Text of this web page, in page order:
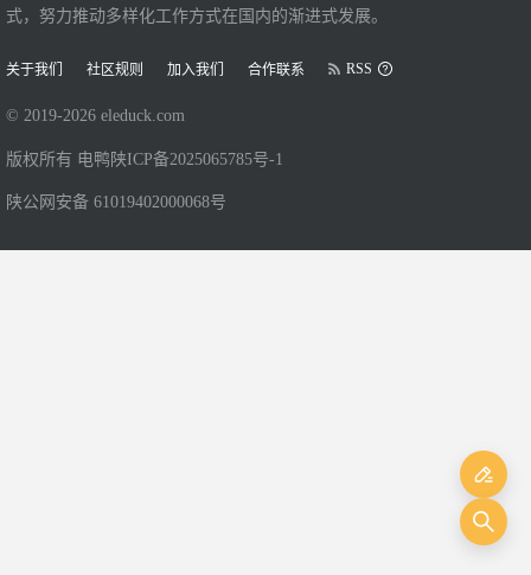
式，努力推动多样化工作方式在国内的渐进式发展。
关于我们 社区规则 加入我们 合作联系 RSS
© 2019-2026 eleduck.com
版权所有 电鸭 陕ICP备2025065785号-1
陕公网安备 61019402000068号